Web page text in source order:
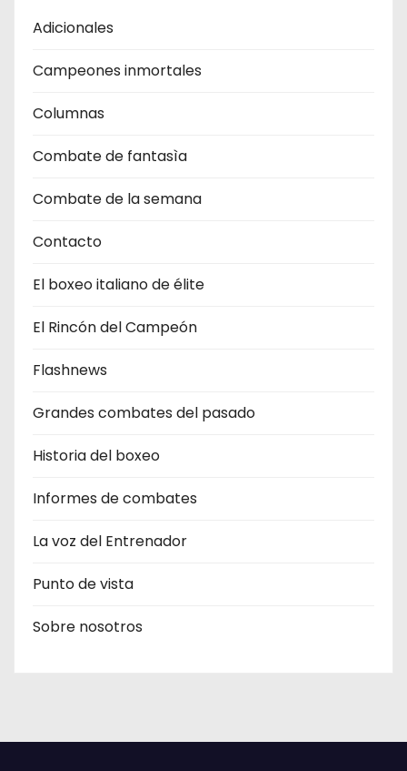
Adicionales
Campeones inmortales
Columnas
Combate de fantasìa
Combate de la semana
Contacto
El boxeo italiano de élite
El Rincón del Campeón
Flashnews
Grandes combates del pasado
Historia del boxeo
Informes de combates
La voz del Entrenador
Punto de vista
Sobre nosotros